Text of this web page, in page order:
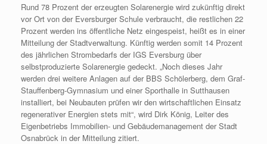
Rund 78 Prozent der erzeugten Solarenergie wird zukünftig direkt
vor Ort von der Eversburger Schule verbraucht, die restlichen 22
Prozent werden ins öffentliche Netz eingespeist, heißt es in einer
Mitteilung der Stadtverwaltung. Künftig werden somit 14 Prozent
des jährlichen Strombedarfs der IGS Eversburg über
selbstproduzierte Solarenergie gedeckt. „Noch dieses Jahr
werden drei weitere Anlagen auf der BBS Schölerberg, dem Graf-
Stauffenberg-Gymnasium und einer Sporthalle in Sutthausen
installiert, bei Neubauten prüfen wir den wirtschaftlichen Einsatz
regenerativer Energien stets mit“, wird Dirk König, Leiter des
Eigenbetriebs Immobilien- und Gebäudemanagement der Stadt
Osnabrück in der Mitteilung zitiert.